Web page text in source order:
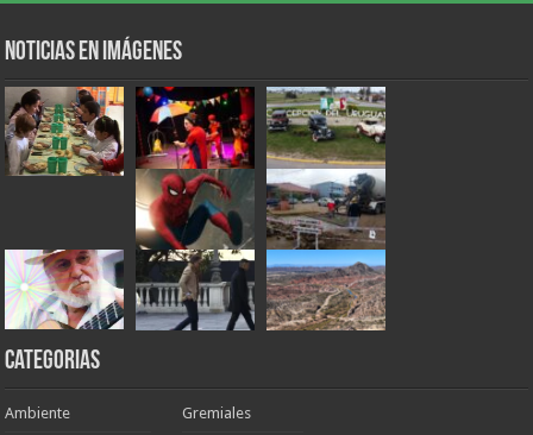
Noticias en Imágenes
Categorias
Ambiente Gremiales